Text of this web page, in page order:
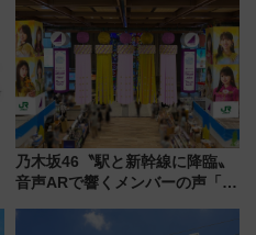
乃木坂46〝駅と新幹線に降臨〟
音声ARで響くメンバーの声「真